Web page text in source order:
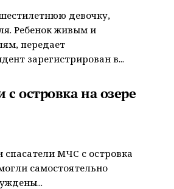
девочку,
Ребенок живым и
передает
зарегистрирован в...
островка на озере
МЧС с островка
самостоятельно